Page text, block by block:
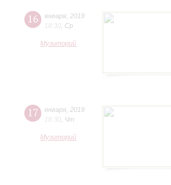
16 января 2019
18:30 Ср
Музиторий
17 января 2019
18:30 Чт
Музиторий